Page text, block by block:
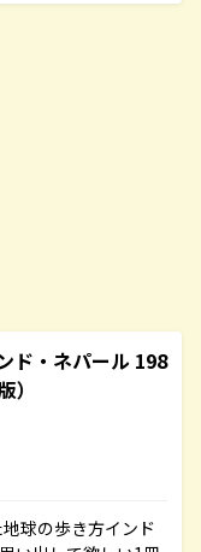
ド・ネパール 198
球の歩き方インド